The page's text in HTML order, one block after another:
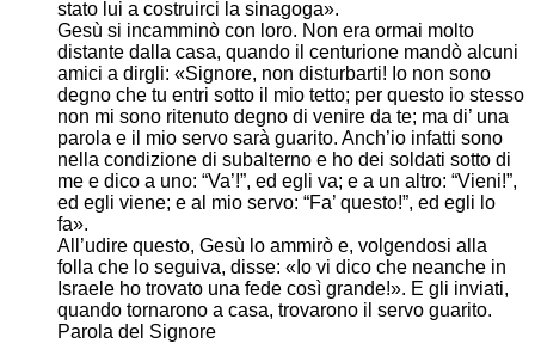
stato lui a costruirci la sinagoga».
Gesù si incamminò con loro. Non era ormai molto
distante dalla casa, quando il centurione mandò alcuni
amici a dirgli: «Signore, non disturbarti! Io non sono
degno che tu entri sotto il mio tetto; per questo io stesso
non mi sono ritenuto degno di venire da te; ma di’ una
parola e il mio servo sarà guarito. Anch’io infatti sono
nella condizione di subalterno e ho dei soldati sotto di
me e dico a uno: “Va’!”, ed egli va; e a un altro: “Vieni!”,
ed egli viene; e al mio servo: “Fa’ questo!”, ed egli lo
fa».
All’udire questo, Gesù lo ammirò e, volgendosi alla
folla che lo seguiva, disse: «Io vi dico che neanche in
Israele ho trovato una fede così grande!». E gli inviati,
quando tornarono a casa, trovarono il servo guarito.
Parola del Signore